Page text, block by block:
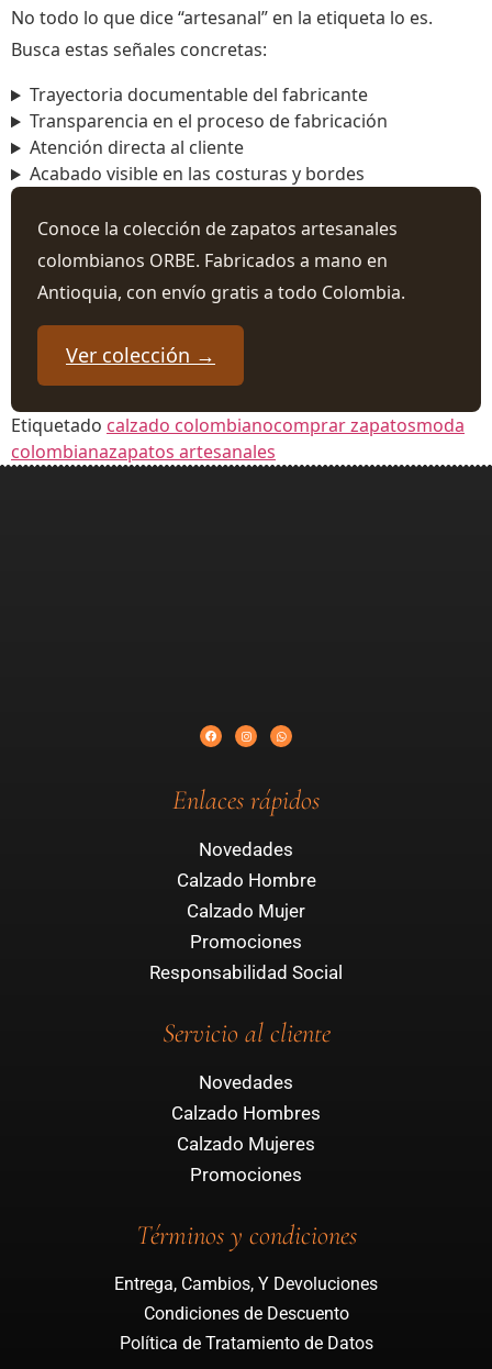
No todo lo que dice “artesanal” en la etiqueta lo es.
Busca estas señales concretas:
Trayectoria documentable del fabricante
Transparencia en el proceso de fabricación
Atención directa al cliente
Acabado visible en las costuras y bordes
Conoce la colección de zapatos artesanales
colombianos ORBE. Fabricados a mano en
Antioquia, con envío gratis a todo Colombia.
Ver colección →
Etiquetado calzado colombianocomprar zapatosmoda
colombianazapatos artesanales
Enlaces rápidos
Novedades
Calzado Hombre
Calzado Mujer
Promociones
Responsabilidad Social
Servicio al cliente
Novedades
Calzado Hombres
Calzado Mujeres
Promociones
Términos y condiciones
Entrega, Cambios, Y Devoluciones
Condiciones de Descuento
Política de Tratamiento de Datos